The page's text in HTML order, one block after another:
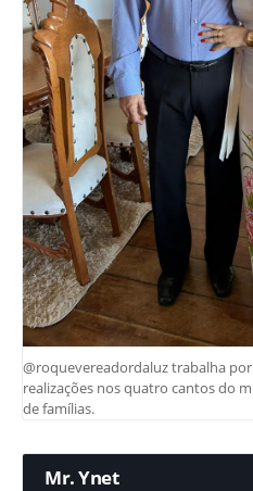
@roquevereadordaluz trabalha
realizações nos quatro cantos do
de famílias.
Mr. Ynet